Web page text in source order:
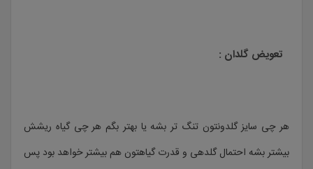
تعویض گلدان :
هر چی سایز گلدونتون تنگ تر بشه یا بهتر بگم هر چی گیاه ریشش
بیشتر بشه احتمال گلدهی و قدرت گیاهتون هم بیشتر خواهد بود پس